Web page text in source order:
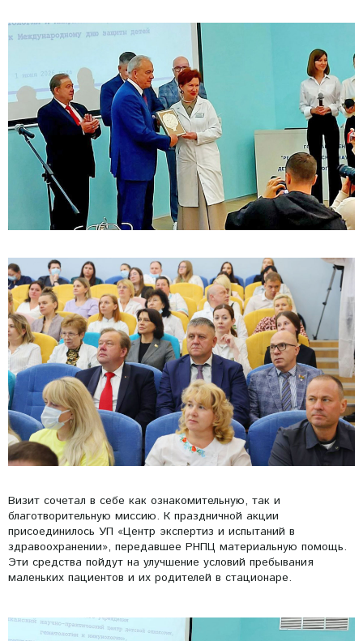
Визит сочетал в себе как ознакомительную, так и
благотворительную миссию. К праздничной акции
присоединилось УП «Центр экспертиз и испытаний в
здравоохранении», передавшее РНПЦ материальную помощь.
Эти средства пойдут на улучшение условий пребывания
маленьких пациентов и их родителей в стационаре.